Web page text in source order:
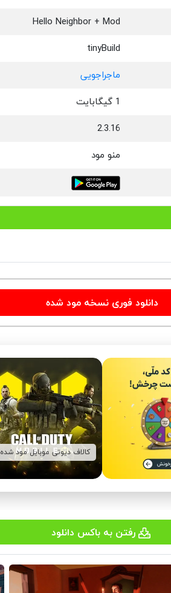
Hello Neighbor + Mod
tinyBuild
ماجراجویی
1 گیگابایت
2.3.16
منو مود
دانلود فوری نسخه مود شده
کالاف دیوتی موبایل مود شده
رفتن به باکس دانلود